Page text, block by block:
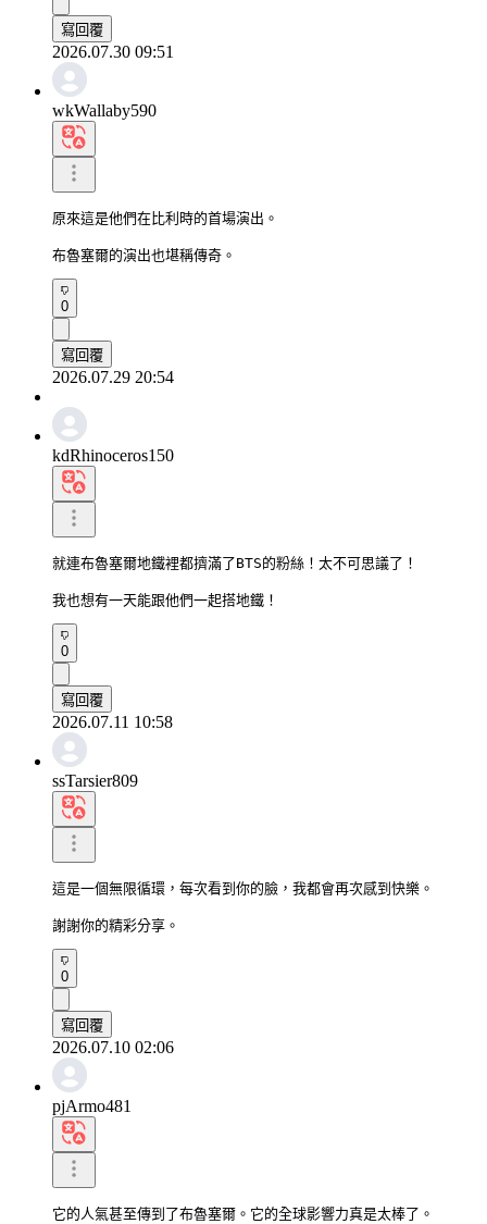
寫回覆
2026.07.30 09:51
wkWallaby590
原來這是他們在比利時的首場演出。
布魯塞爾的演出也堪稱傳奇。
0
寫回覆
2026.07.29 20:54
kdRhinoceros150
就連布魯塞爾地鐵裡都擠滿了BTS的粉絲！太不可思議了！
我也想有一天能跟他們一起搭地鐵！
0
寫回覆
2026.07.11 10:58
ssTarsier809
這是一個無限循環，每次看到你的臉，我都會再次感到快樂。
謝謝你的精彩分享。
0
寫回覆
2026.07.10 02:06
pjArmo481
它的人氣甚至傳到了布魯塞爾。它的全球影響力真是太棒了。